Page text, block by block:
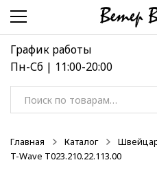
Перейти
навигации
Перейти
содержимому
График работы
Пн-Сб | 11:00-20:00
Искать:
Главная Каталог
T-Wave T023.210.22.113.00